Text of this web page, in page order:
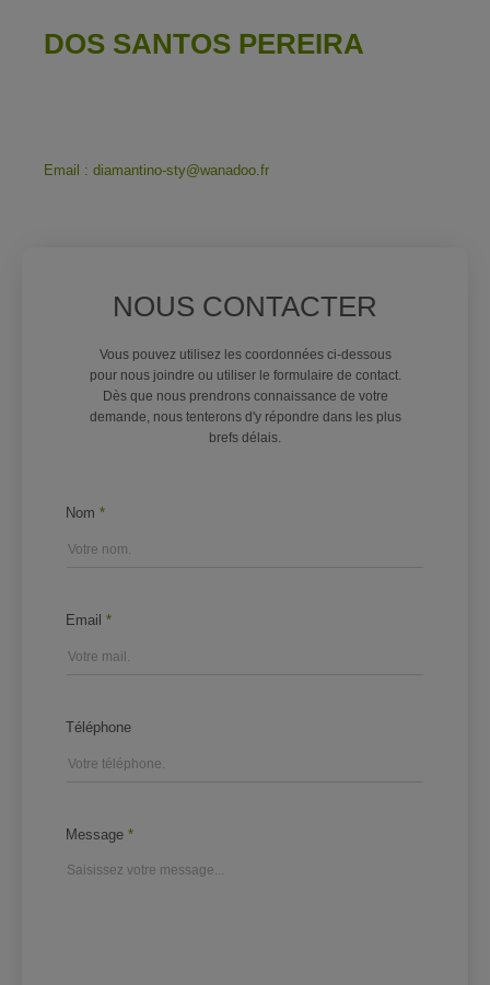
DOS SANTOS PEREIRA
Email : diamantino-sty@wanadoo.fr
NOUS CONTACTER
Vous pouvez utilisez les coordonnées ci-dessous
pour nous joindre ou utiliser le formulaire de contact.
Dès que nous prendrons connaissance de votre
demande, nous tenterons d'y répondre dans les plus
brefs délais.
Nom *
Email *
Téléphone
Message *